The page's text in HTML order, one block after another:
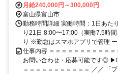
月給240,000円～300,000円
富山県富山市
勤務時間詳細 実働時間：1日あた
り21日 8:00〜17:00（実働7.5時
り ※勤怠はスマホアプリで管理 ー
仕事内容 ＝＝＝＝＝＝＝＝＝＝
お問い合わせ・応募可能です◎
＝＝＝＝＝＝＝＝＝＝＝ ／／ 「